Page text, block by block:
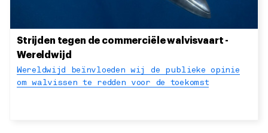
Strijden tegen de commerciële walvisvaart -
Wereldwijd
Wereldwijd beïnvloeden wij de publieke opinie
om walvissen te redden voor de toekomst